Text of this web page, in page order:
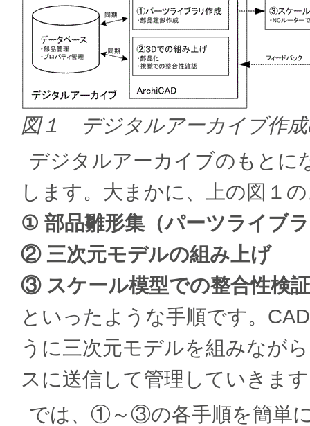
図１ デジタルアーカイブ作
デジタルアーカイブのもとに
します。大まかに、上の図１
① 部品雛形集（パーツライブ
② 三次元モデルの組み上げ
③ スケール模型での整合性検証
といったような手順です。
うに三次元モデルを組みなが
スに送信して管理していきま
では、①～③の各手順を簡単